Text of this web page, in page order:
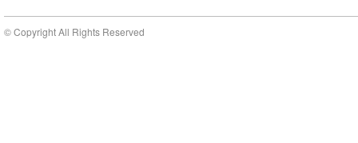
© Copyright All Rights Reserved